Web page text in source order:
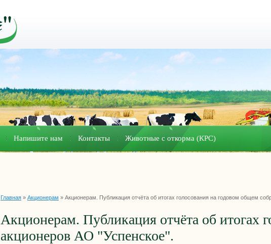
Напишите нам Контакты Животные с откорма (КРС)
Главная » Акционерам » Акционерам. Публикация отчёта об итогах голосования на годовом общем
Акционерам. Публикация отчёта об итогах
акционеров АО "Успенское".